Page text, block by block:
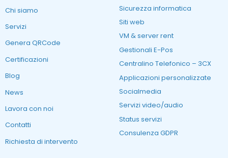
Chi siamo
Servizi
Genera QRCode
Certificazioni
Blog
News
Lavora con noi
Contatti
Richiesta di intervento
Sicurezza informatica
Siti web
VM & server rent
Gestionali E-Pos
Centralino Telefonico – 3CX
Applicazioni personalizzate
Socialmedia
Servizi video/audio
Status servizi
Consulenza GDPR